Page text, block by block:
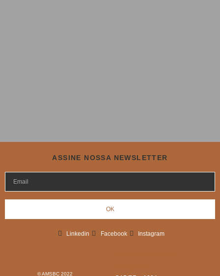
ASSINE NOSSA NEWSLETTER
OK
Linkedin Facebook Instagram
© AMSBC 2022